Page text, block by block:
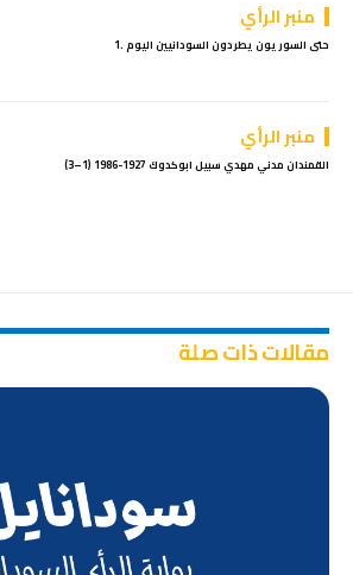
منبر الرأي
حتى السوريون يطردون السودانيين اليوم .1
منبر الرأي
القمندان مدني مهدي سبيل ابوكدوك 1927-1986 (1–3)
مقالات ذات صلة